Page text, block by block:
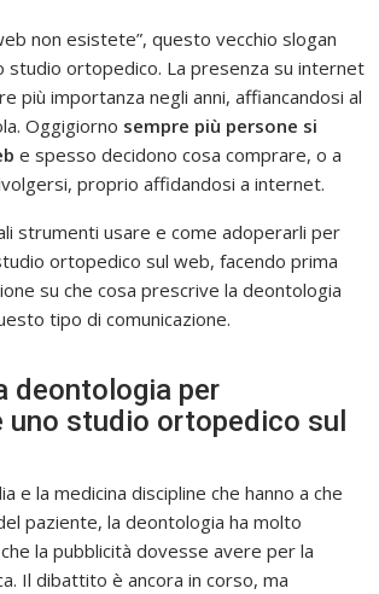
non esistete”, questo vecchio slogan
studio ortopedico. La presenza su internet
più importanza negli anni, affiancandosi al
Oggigiorno sempre più persone si
e spesso decidono cosa comprare, o a
proprio affidandosi a internet.
strumenti usare e come adoperarli per
ortopedico sul web, facendo prima
su che cosa prescrive la deontologia
tipo di comunicazione.
deontologia per
uno studio ortopedico sul
e la medicina discipline che hanno a che
paziente, la deontologia ha molto
la pubblicità dovesse avere per la
Il dibattito è ancora in corso, ma